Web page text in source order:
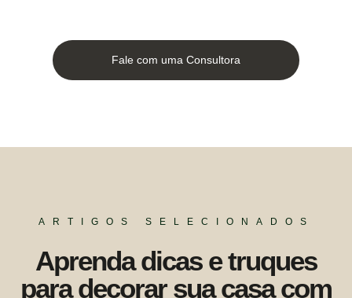
Fale com uma Consultora
ARTIGOS SELECIONADOS
Aprenda dicas e truques
para decorar sua casa com